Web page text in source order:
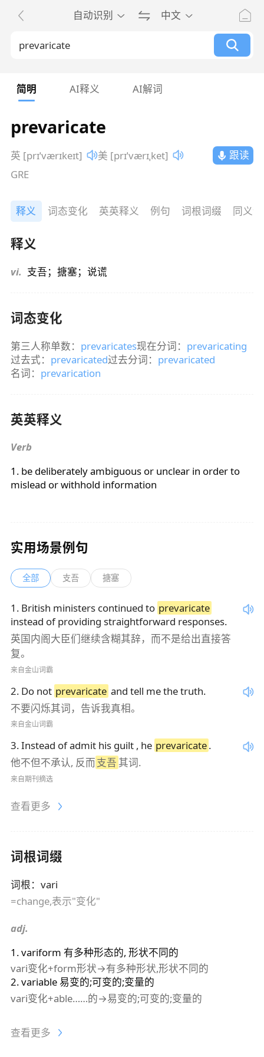
自动识别 中文
简明 AI释义 AI解词
prevaricate
英 [prɪˈværɪkeɪt] 美 [prɪˈværɪˌket]
跟读
GRE
释义 词态变化 英英释义 例句 词根词缀 同义词
释义
vi. 支吾；搪塞；说谎
词态变化
第三人称单数： prevaricates现在分词： prevaricating
过去式： prevaricated过去分词： prevaricated
名词： prevarication
英英释义
Verb
1. be deliberately ambiguous or unclear in order to
mislead or withhold information
实用场景例句
全部 支吾 搪塞
1 . British ministers continued to prevaricate
instead of providing straightforward responses.
英国内阁大臣们继续含糊其辞，而不是给出直接答
复。
来自金山词霸
2. Do not prevaricate and tell me the truth.
不要闪烁其词，告诉我真相。
来自金山词霸
3.Instead of admit his guilt , he prevaricate.
他不但不承认, 反而支吾 其词.
来自期刊摘选
查看更多
词根词缀
词根： vari
=change,表示"变化"
adj.
1 .variform 有多种形态的, 形状不同的
vari变化+form形状→有多种形状,形状不同的
2.variable易变的;可变的;变量的
vari变化+able……的→易变的;可变的;变量的
查看更多